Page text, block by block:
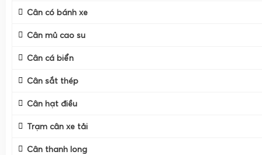
Cân có bánh xe
Cân mủ cao su
Cân cá biển
Cân sắt thép
Cân hạt điều
Trạm cân xe tải
Cân thanh long
Cân điện tử tính tiền
tiền cho phép nhập giá bán theo kg, tự động nhân với
tiền khách phải thanh toán, thậm chí in bill, in tem, in mã
Trong bối cảnh kinh doanh bán lẻ cạnh tranh cao, từ cửa
thịt, quầy hải sản, cửa hàng trái cây đến siêu thị, việc sử